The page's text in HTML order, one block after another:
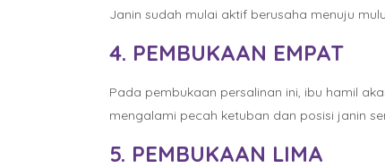
Janin sudah mulai aktif berusaha menuju
4. PEMBUKAAN EMPAT
Pada pembukaan persalinan ini, ibu hamil
mengalami pecah ketuban dan posisi janin
5. PEMBUKAAN LIMA